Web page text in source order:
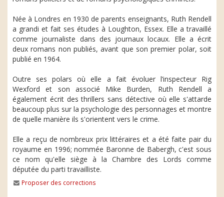
Née à Londres en 1930 de parents enseignants, Ruth Rendell
a grandi et fait ses études à Loughton, Essex. Elle a travaillé
comme journaliste dans des journaux locaux. Elle a écrit
deux romans non publiés, avant que son premier polar, soit
publié en 1964.
Outre ses polars où elle a fait évoluer l’inspecteur Rig
Wexford et son associé Mike Burden, Ruth Rendell a
également écrit des thrillers sans détective où elle s'attarde
beaucoup plus sur la psychologie des personnages et montre
de quelle manière ils s'orientent vers le crime.
Elle a reçu de nombreux prix littéraires et a été faite pair du
royaume en 1996; nommée Baronne de Babergh, c'est sous
ce nom qu'elle siège à la Chambre des Lords comme
députée du parti travailliste.
Proposer des corrections